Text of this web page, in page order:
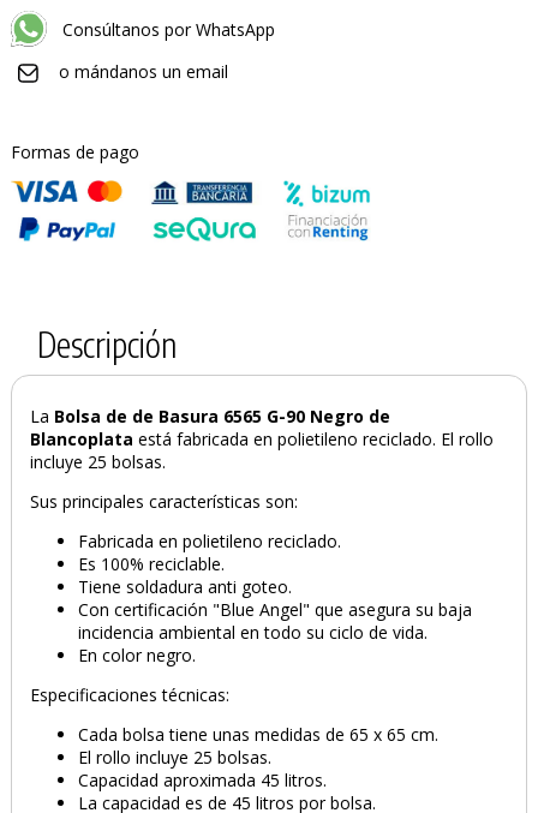
Consúltanos por WhatsApp
o mándanos un email
Formas de pago
Descripción
La Bolsa de de Basura 6565 G-90 Negro de
Blancoplataestá fabricada en polietileno reciclado. El rollo
incluye 25 bolsas.
Sus principales características son:
Fabricada en polietileno reciclado.
Es 100% reciclable.
Tiene soldadura anti goteo.
Con certificación "Blue Angel" que asegura su baja
incidencia ambiental en todo su ciclo de vida.
En color negro.
Especificaciones técnicas:
Cada bolsa tiene unas medidas de 65 x 65 cm.
El rollo incluye 25 bolsas.
Capacidad aproximada 45 litros.
La capacidad es de 45 litros por bolsa.